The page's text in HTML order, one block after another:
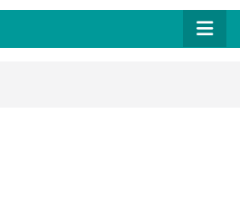
Agricole